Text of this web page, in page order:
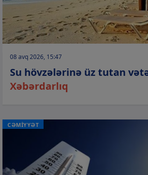
08 avq 2026, 15:47
Su hövzələrinə üz tutan
Xəbərdarlıq
CƏMİYYƏT